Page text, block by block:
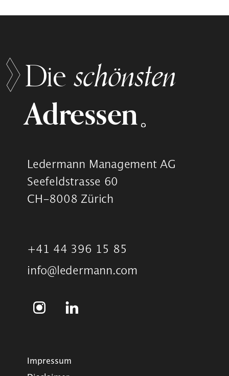
Die schönsten
Adressen
Ledermann Management AG
Seefeldstrasse 60
CH-8008 Zürich
+41 44 396 15 85
info@ledermann.com
Impressum